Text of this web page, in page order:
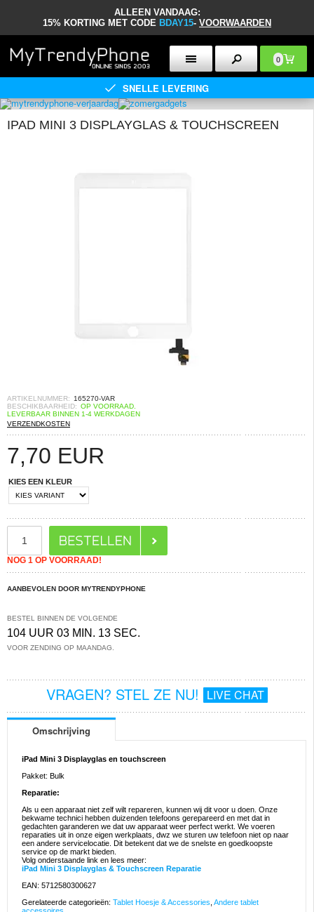
ALLEEN VANDAAG:
15% KORTING MET CODE BDAY15- VOORWAARDEN
0
SNELLE LEVERING
IPAD MINI 3 DISPLAYGLAS & TOUCHSCREEN
ARTIKELNUMMER:
165270-VAR
BESCHIKBAARHEID: OP VOORRAAD.
LEVERBAAR BINNEN 1-4 WERKDAGEN
VERZENDKOSTEN
7,70 EUR
KIES EEN KLEUR
NOG 1 OP VOORRAAD!
AANBEVOLEN DOOR MYTRENDYPHONE
BESTEL BINNEN DE VOLGENDE
104 UUR 03 MIN. 13 SEC.
VOOR ZENDING OP MAANDAG.
VRAGEN? STEL ZE NU! LIVE CHAT
Omschrijving
iPad Mini 3 Displayglas en touchscreen
Pakket: Bulk
Reparatie:
Als u een apparaat niet zelf wilt repareren, kunnen wij dit voor u doen. Onze
bekwame technici hebben duizenden telefoons gerepareerd en met dat in
gedachten garanderen we dat uw apparaat weer perfect werkt. We voeren
reparaties uit in onze eigen werkplaats, dwz we sturen uw telefoon niet op naar
een andere servicelocatie. Dit betekent dat we de snelste en goedkoopste
service op de markt bieden.
Volg onderstaande link en lees meer:
iPad Mini 3 Displayglas & Touchscreen Reparatie
EAN: 5712580300627
Gerelateerde categorieën: Tablet Hoesje & Accessories Andere tablet